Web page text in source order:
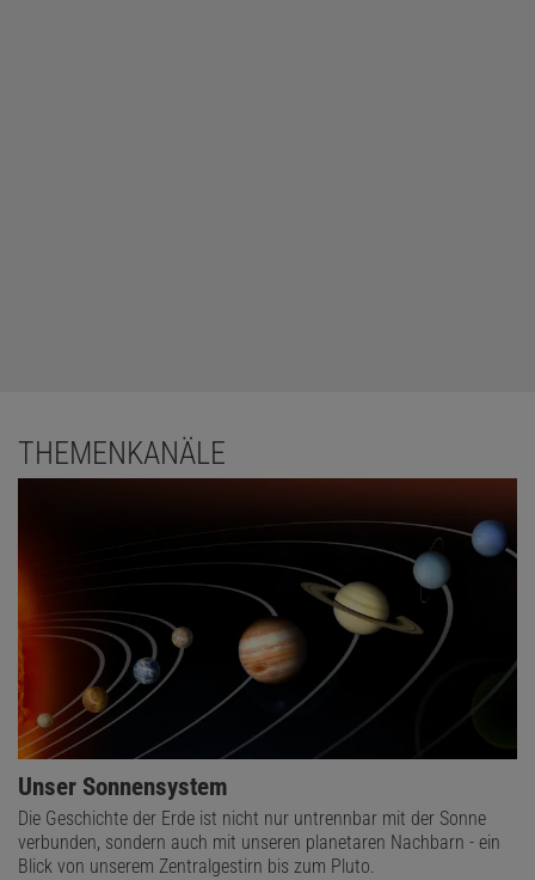
THEMENKANÄLE
Unser Sonnensystem
Die Geschichte der Erde ist nicht nur untrennbar mit der Sonne
verbunden, sondern auch mit unseren planetaren Nachbarn - ein
Blick von unserem Zentralgestirn bis zum Pluto.